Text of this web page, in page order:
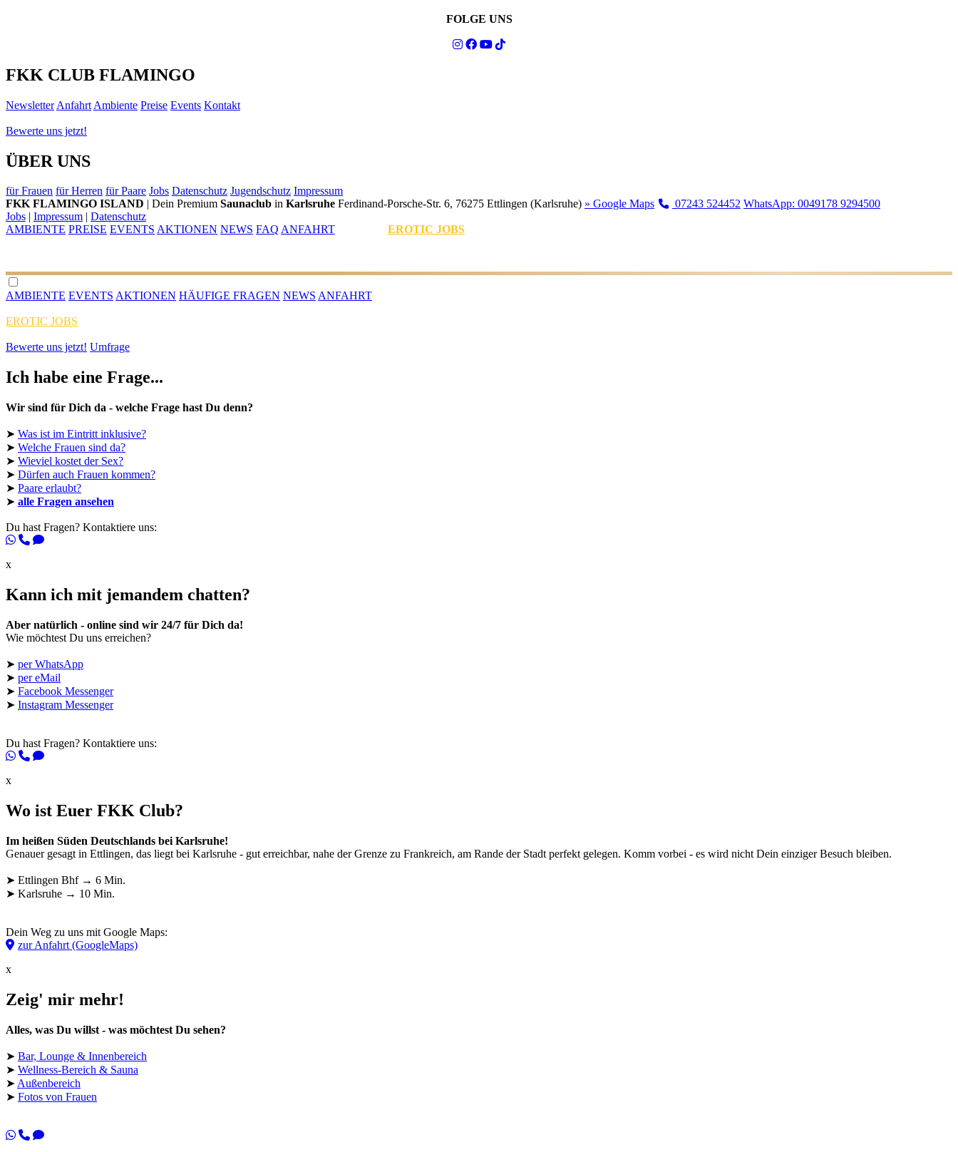
FOLGE UNS
FKK CLUB FLAMINGO
Newsletter Anfahrt Ambiente Preise Events Kontakt
Bewerte uns jetzt!
ÜBER UNS
für Frauen für Herren für Paare Jobs Datenschutz Jugendschutz Impressum
FKK FLAMINGO ISLAND | Dein Premium Saunaclub in Karlsruhe Ferdinand-Porsche-Str. 6, 76275 Ettlingen (Karlsruhe) » Google Maps 07243 524452 WhatsApp: 0049178 9294500
Jobs | Impressum | Datenschutz
AMBIENTE PREISE EVENTS AKTIONEN NEWS FAQ ANFAHRT EROTIC JOBS
AMBIENTE EVENTS AKTIONEN HÄUFIGE FRAGEN NEWS ANFAHRT
EROTIC JOBS
Bewerte uns jetzt! Umfrage
Ich habe eine Frage...
Wir sind für Dich da - welche Frage hast Du denn?
➤ Was ist im Eintritt inklusive?
➤ Welche Frauen sind da?
➤ Wieviel kostet der Sex?
➤ Dürfen auch Frauen kommen?
➤ Paare erlaubt?
➤ alle Fragen ansehen
Du hast Fragen? Kontaktiere uns:
x
Kann ich mit jemandem chatten?
Aber natürlich - online sind wir 24/7 für Dich da!
Wie möchtest Du uns erreichen?
➤ per WhatsApp
➤ per eMail
➤ Facebook Messenger
➤ Instagram Messenger
Du hast Fragen? Kontaktiere uns:
x
Wo ist Euer FKK Club?
Im heißen Süden Deutschlands bei Karlsruhe!
Genauer gesagt in Ettlingen, das liegt bei Karlsruhe - gut erreichbar, nahe der Grenze zu Frankreich, am Rande der Stadt perfekt gelegen. Komm vorbei - es wird nicht Dein einziger Besuch bleiben.
➤ Ettlingen Bhf → 6 Min.
➤ Karlsruhe → 10 Min.
Dein Weg zu uns mit Google Maps:
zur Anfahrt (GoogleMaps)
x
Zeig' mir mehr!
Alles, was Du willst - was möchtest Du sehen?
➤ Bar, Lounge & Innenbereich
➤ Wellness-Bereich & Sauna
➤ Außenbereich
➤ Fotos von Frauen